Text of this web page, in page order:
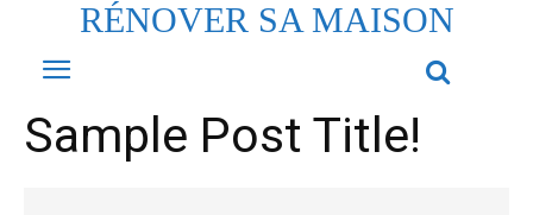
RÉNOVER SA MAISON
Sample Post Title!